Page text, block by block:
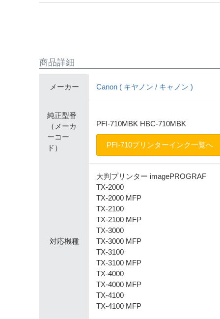
商品詳細
メーカー Canon ( キヤノン / キャノン )
純正型番
（メーカ
ーコー
ド）
PFI-710MBK HBC-710MBK
PFI-710プリンターインク一覧へ
対応機種
大判プリンター imagePROGRAF
TX-2000
TX-2000 MFP
TX-2100
TX-2100 MFP
TX-3000
TX-3000 MFP
TX-3100
TX-3100 MFP
TX-4000
TX-4000 MFP
TX-4100
TX-4100 MFP